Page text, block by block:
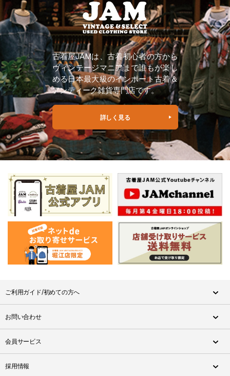
古着屋JAMは、古着初心者の方から
ヴィンテージマニアまで誰もが楽し
める日本最大級のインポート古着＆
アンティーク雑貨専門店です。
詳しく見る
ご利用ガイド/初めての方へ
お問い合わせ
会員サービス
採用情報